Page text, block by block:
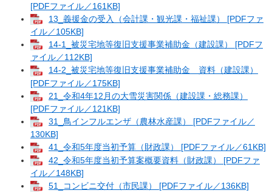
[PDFファイル／161KB]
13_義援金の受入（会計課・観光課・福祉課） [PDFファ
イル／105KB]
14-1_被災宅地等復旧支援事業補助金（建設課） [PDFフ
ァイル／112KB]
14-2_被災宅地等復旧支援事業補助金 資料（建設課）
[PDFファイル／175KB]
21_令和4年12月の大雪災害関係（建設課・総務課）
[PDFファイル／121KB]
31_鳥インフルエンザ（農林水産課） [PDFファイル／
130KB]
41_令和5年度当初予算（財政課） [PDFファイル／61KB]
42_令和5年度当初予算案概要資料（財政課） [PDFファ
イル／148KB]
51_コンビニ交付（市民課） [PDFファイル／136KB]